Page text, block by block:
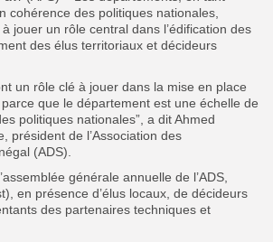
Button
cohérence des politiques nationales,
jouer un rôle central dans l’édification des
des élus territoriaux et décideurs
un rôle clé à jouer dans la mise en place
que le département est une échelle de
politiques nationales”, a dit Ahmed
président de l’Association des
(ADS).
générale annuelle de l’ADS,
en présence d’élus locaux, de décideurs
des partenaires techniques et